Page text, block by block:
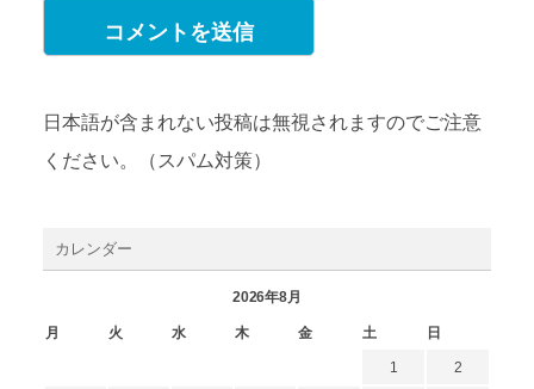
日本語が含まれない投稿は無視されますのでご注意
ください。（スパム対策）
カレンダー
2026年8月
月 火 水 木 金 土 日
1 2